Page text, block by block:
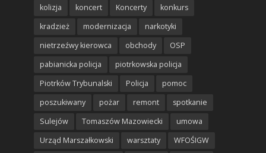
kolizja
koncert Koncerty
konkurs
kradzież
modernizacja
narkotyki
nietrzeźwy kierowca
obchody
OSP
pabianicka policja
piotrkowska policja
Piotrków Trybunalski
Policja
pomoc
poszukiwany
pożar remont
spotkanie
Sulejów
Tomaszów Mazowiecki
umowa
Urząd Marszałkowski
warsztaty
WFOŚIGW